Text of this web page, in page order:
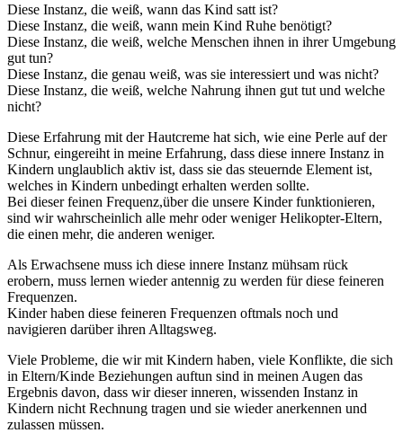
Diese Instanz, die weiß, wann das Kind satt ist?
Diese Instanz, die weiß, wann mein Kind Ruhe benötigt?
Diese Instanz, die weiß, welche Menschen ihnen in ihrer Umgebung
gut tun?
Diese Instanz, die genau weiß, was sie interessiert und was nicht?
Diese Instanz, die weiß, welche Nahrung ihnen gut tut und welche
nicht?
Diese Erfahrung mit der Hautcreme hat sich, wie eine Perle auf der
Schnur, eingereiht in meine Erfahrung, dass diese innere Instanz in
Kindern unglaublich aktiv ist, dass sie das steuernde Element ist,
welches in Kindern unbedingt erhalten werden sollte.
Bei dieser feinen Frequenz,über die unsere Kinder funktionieren,
sind wir wahrscheinlich alle mehr oder weniger Helikopter-Eltern,
die einen mehr, die anderen weniger.
Als Erwachsene muss ich diese innere Instanz mühsam rück
erobern, muss lernen wieder antennig zu werden für diese feineren
Frequenzen.
Kinder haben diese feineren Frequenzen oftmals noch und
navigieren darüber ihren Alltagsweg.
Viele Probleme, die wir mit Kindern haben, viele Konflikte, die sich
in Eltern/Kinde Beziehungen auftun sind in meinen Augen das
Ergebnis davon, dass wir dieser inneren, wissenden Instanz in
Kindern nicht Rechnung tragen und sie wieder anerkennen und
zulassen müssen.